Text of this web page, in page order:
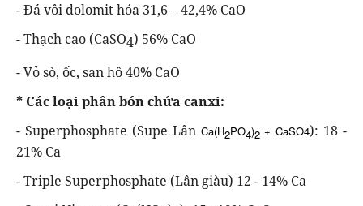
- Đá vôi dolomit hóa 31,6 – 42,4% CaO
- Thạch cao (CaSO4) 56% CaO
- Vỏ sò, ốc, san hô 40% CaO
* Các loại phân bón chứa canxi:
- Superphosphate (Supe Lân Ca(H2PO4)2+ CaSO4): 18 -
21% Ca
- Triple Superphosphate (Lân giàu) 12 - 14% Ca